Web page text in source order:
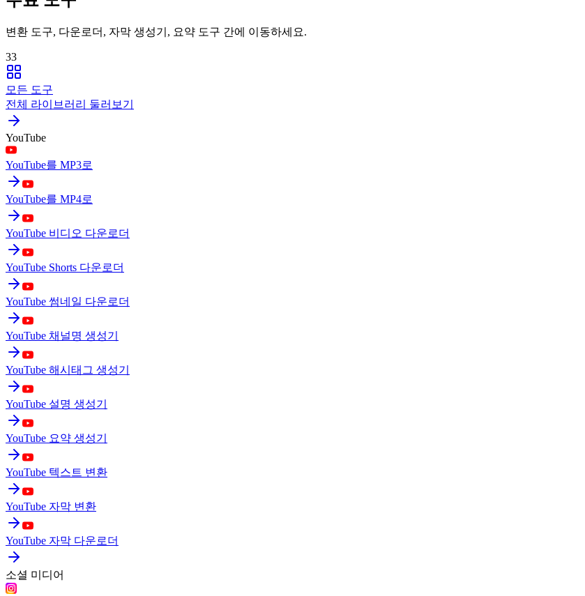
변환 도구, 다운로더, 자막 생성기, 요약 도구 간에 이동하세요.
33
모든 도구
전체 라이브러리 둘러보기
YouTube
YouTube를 MP3로
YouTube를 MP4로
YouTube 비디오 다운로더
YouTube Shorts 다운로더
YouTube 썸네일 다운로더
YouTube 채널명 생성기
YouTube 해시태그 생성기
YouTube 설명 생성기
YouTube 요약 생성기
YouTube 텍스트 변환
YouTube 자막 변환
YouTube 자막 다운로더
소셜 미디어